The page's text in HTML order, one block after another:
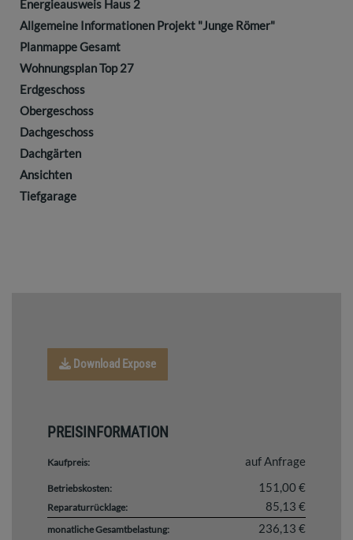
Energieausweis Haus 2
Allgemeine Informationen Projekt "Junge Römer"
Planmappe Gesamt
Wohnungsplan Top 27
Erdgeschoss
Obergeschoss
Dachgeschoss
Dachgärten
Ansichten
Tiefgarage
Download Expose
PREISINFORMATION
Kaufpreis: auf Anfrage
Betriebskosten: 151,00 €
Reparaturrücklage: 85,13 €
monatliche Gesamtbelastung: 236,13 €